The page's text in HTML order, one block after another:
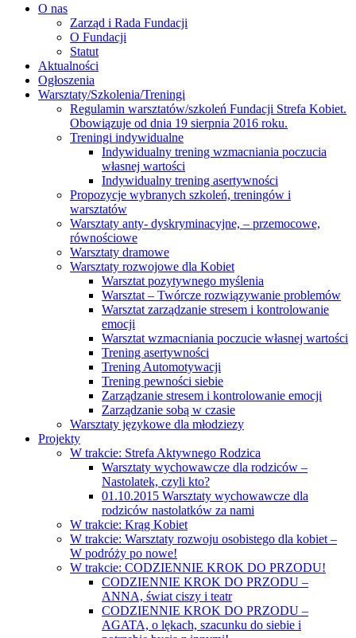
O nas
Zarząd i Rada Fundacji
O Fundacji
Statut
Aktualności
Ogłoszenia
Warsztaty/Szkolenia/Treningi
Regulamin warsztatów/szkoleń Fundacji Strefa Kobiet.
Obowiązuje od dnia 19 sierpnia 2016 roku.
Treningi indywidualne
Indywidualny trening wzmacniania poczucia
własnej wartości
Indywidualny trening asertywności
Propozycje wybranych szkoleń, treningów i
warsztatów
Warsztaty anty- dyskryminacyjne, – przemocowe,
równościowe
Warsztaty dramowe
Warsztaty rozwojowe dla Kobiet
Warsztat pozytywnego myślenia
Warsztat – Twórcze rozwiązywanie problemów
Warsztat zarządzanie stresem i kontrolowanie
emocji
Warsztat wzmacniania poczucie własnej wartości
Trening asertywności
Trening Automotywacji
Trening pewności siebie
Zarządzanie stresem i kontrolowanie emocji
Zarządzanie sobą w czasie
Warsztaty językowe dla młodziezy
Projekty
W trakcie: Strefa Aktywnego Rodzica
Warsztaty wychowawcze dla rodziców –
Nastolatek, czyli kto?
01.10.2015 Warsztaty wychowawcze dla
rodziców nastolatków za nami
W trakcie: Krąg Kobiet
W trakcie: Warsztaty rozwoju osobistego dla kobiet –
W podróży po nowe!
W trakcie: CODZIENNIE KROK DO PRZODU!
CODZIENNIE KROK DO PRZODU –
ANNA, świat ciszy i teatr
CODZIENNIE KROK DO PRZODU –
AGATA, o lękach, szacunku do siebie i